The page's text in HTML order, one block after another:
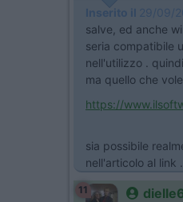
Inserito il 29/09/
salve, ed anche
seria compatibile
nell'utilizzo .
ma quello che
https://
sia possibile
nell'articolo al
11